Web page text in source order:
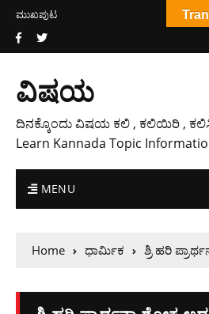
ಮುಖಪುಟ
ವಿಷಯ
ದಿನಕ್ಕೊಂದು ವಿಷಯ ಕಲಿ , ಕಲಿಯಿರಿ ,
Learn Kannada Topic
MENU
Home ಧಾರ್ಮಿಕ ಶ್ರಿ ಹರಿ